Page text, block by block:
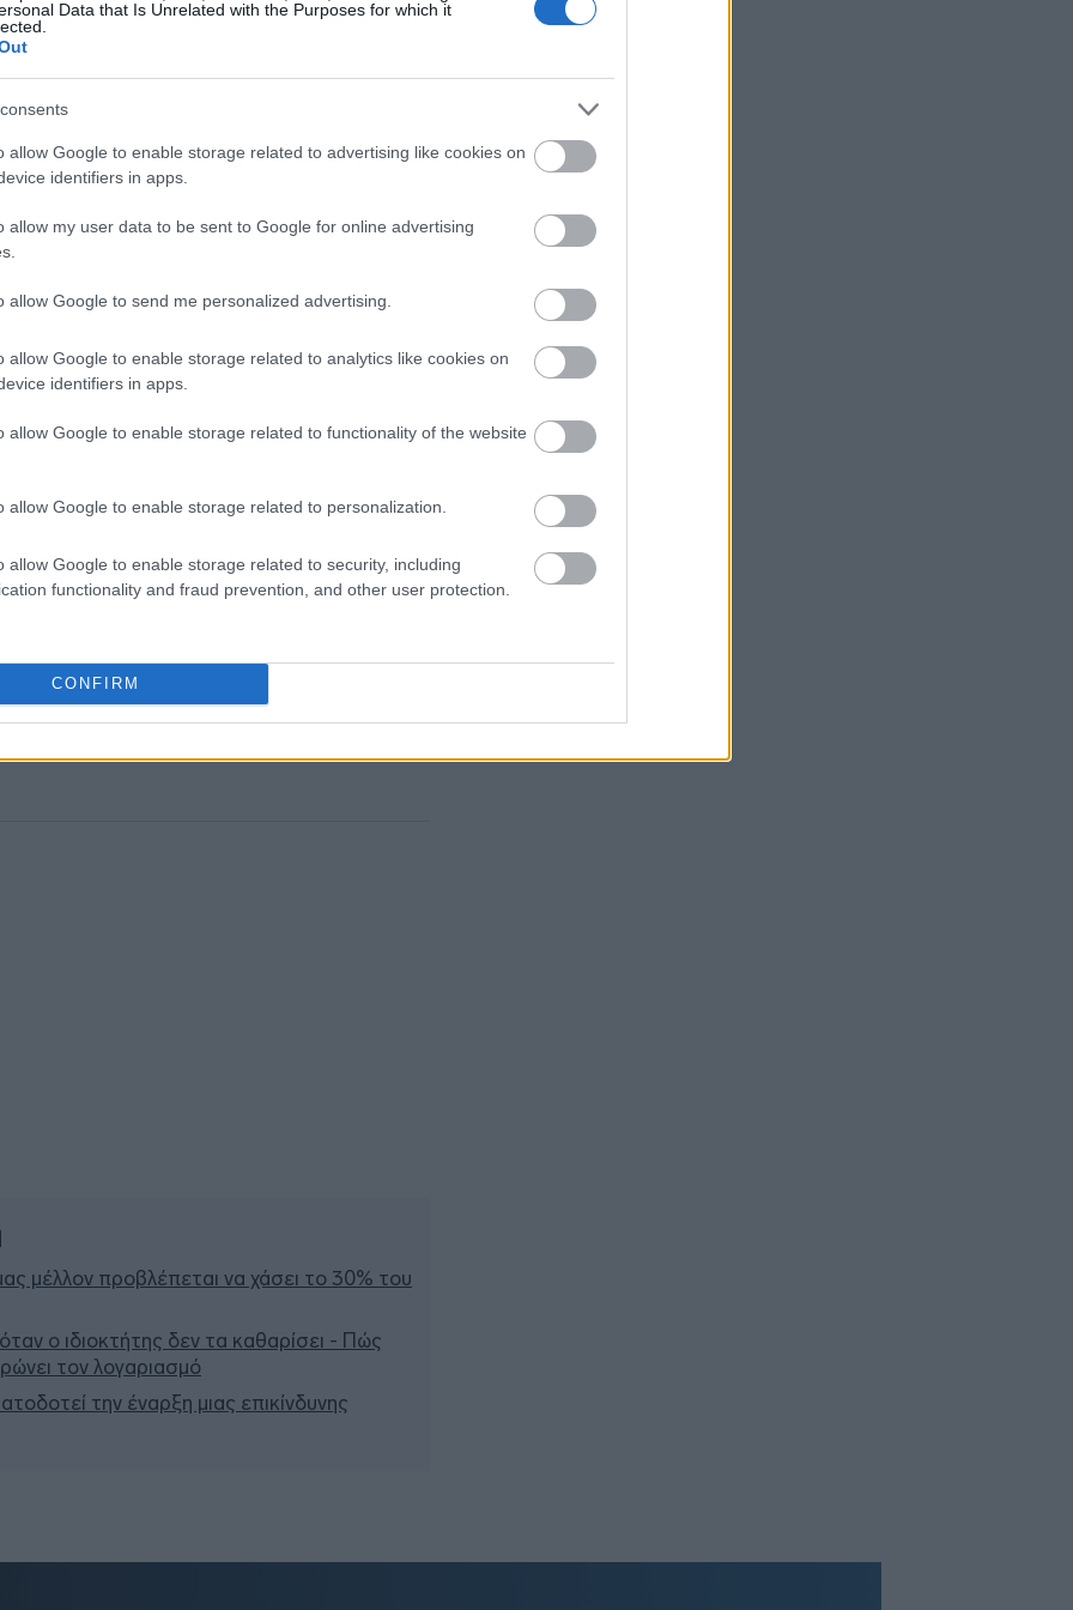
Data that Is Unrelated with the Purposes for which it
allow Google to enable storage related to advertising like cookies on
identifiers in apps.
allow my user data to be sent to Google for online advertising
allow Google to send me personalized advertising.
allow Google to enable storage related to analytics like cookies on
identifiers in apps.
allow Google to enable storage related to functionality of the website
allow Google to enable storage related to personalization.
allow Google to enable storage related to security, including
functionality and fraud prevention, and other user protection.
CONFIRM
της Manas, μιας εταιρείας που
εταιρεία με εγγενή αξιοποίηση
Τις τελευταίες ημέρες, είχε
της Microsoft, Satya Nadella, ότι θα
σε αυτό το εγχείρημα.
να έχω ήδη περάσει πλήρως σε
ο Hoffman σε podcast με τη
την Παρασκευή.
και μάθετε πρώτοι όλες τιςειδήσειςαπό την
μέλλον προβλέπεται να χάσει το 30% του
ο ιδιοκτήτης δεν τα καθαρίσει - Πώς
τον λογαριασμό
την έναρξη μιας επικίνδυνης
Γερμανία: Επεκτείνεται η έρευνα για
την ασφάλεια από τα drones μετά το
περιστατικό σε αεροδρόμιο
Βρετανικής Κολομβίας εξαιτίας των
πυρκαγιών
ΗΠΑ: Ο καρκίνος του Τζο Μπάιντεν έχει
εξαπλωθεί δηλώνει ο γιος του
08:41
Κέρκυρα: Οι top παραλίες που πρέπει
να επισκεφθείτε
«Moneymaxxing»: Δεν είναι απλά
trend αλλά τρόπος ζωής